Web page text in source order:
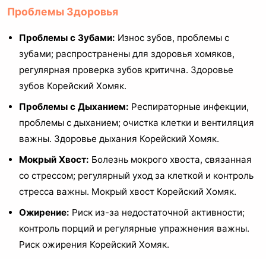
Проблемы Здоровья
Проблемы с Зубами: Износ зубов, проблемы с
зубами; распространены для здоровья хомяков,
регулярная проверка зубов критична. Здоровье
зубов Корейский Хомяк.
Проблемы с Дыханием: Респираторные инфекции,
проблемы с дыханием; очистка клетки и вентиляция
важны. Здоровье дыхания Корейский Хомяк.
Мокрый Хвост: Болезнь мокрого хвоста, связанная
со стрессом; регулярный уход за клеткой и контроль
стресса важны. Мокрый хвост Корейский Хомяк.
Ожирение: Риск из-за недостаточной активности;
контроль порций и регулярные упражнения важны.
Риск ожирения Корейский Хомяк.